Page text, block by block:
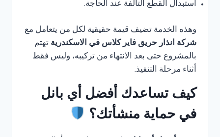
استبدال القطع التالفة عند الحاجة.
وهذه الخدمة تضيف قيمة حقيقية لكل من يتعامل مع
شركة انذار حريق فاير كلاس في الاسكندرية تهتم
بالمشروع حتى بعد الانتهاء من تركيبه، وليس فقط
أثناء مرحلة التنفيذ.
كيف تساعدك أفضل أي بانل
في حماية منشأتك؟